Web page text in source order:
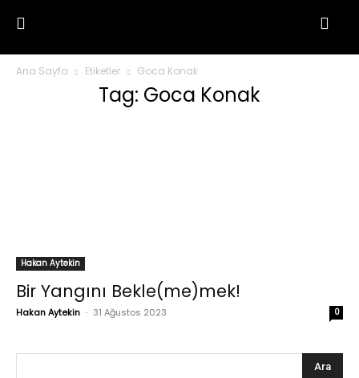
Ana Sayfa Etiketler Goca Konak
Tag: Goca Konak
Hakan Aytekin
Bir Yangını Bekle(me)mek!
Hakan Aytekin - 31 Ağustos 2023 0